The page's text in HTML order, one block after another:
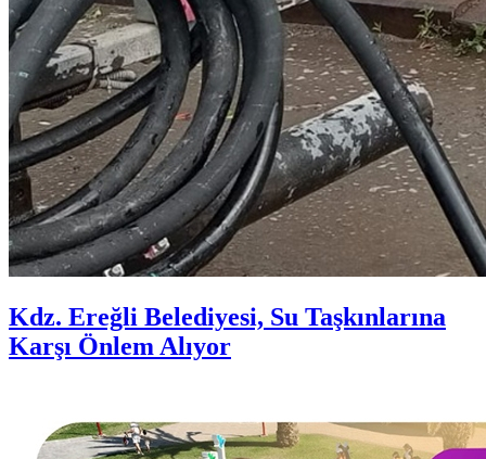
Kdz. Ereğli Belediyesi, Su Taşkınlarına
Karşı Önlem Alıyor